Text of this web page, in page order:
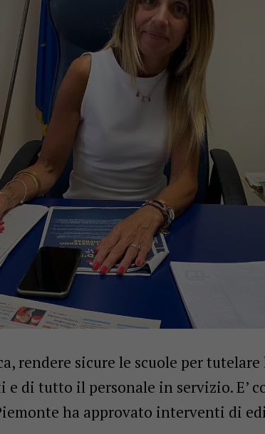
rendere sicure le scuole per
e di tutto il personale in servizio. E’
ha approvato interventi di